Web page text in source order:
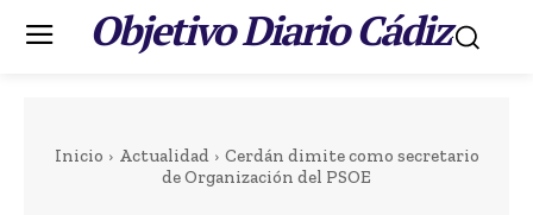
Objetivo Diario Cádiz.
Inicio Actualidad
Cerdán dimite como secretario
de Organización del PSOE